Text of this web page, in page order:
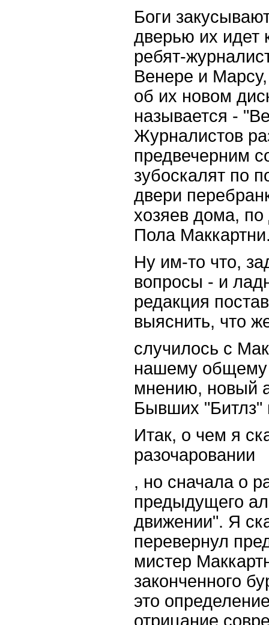
Боги
дверью их идет
ребят-
Венере и
об их новом
называется -
Журналистов
предвечерним
зубоскалят по
двери
хозяев дома,
Пола
Ну им-то что,
вопросы - и
редакция
выяснить, что
случилось с
нашему общему
мнению, новый
Бывших "Битлз"
Итак, о чем я
разочаровании
, но сначала о
предыдущего
движении". Я
перевернул
мистер
законченного
это
отрицание